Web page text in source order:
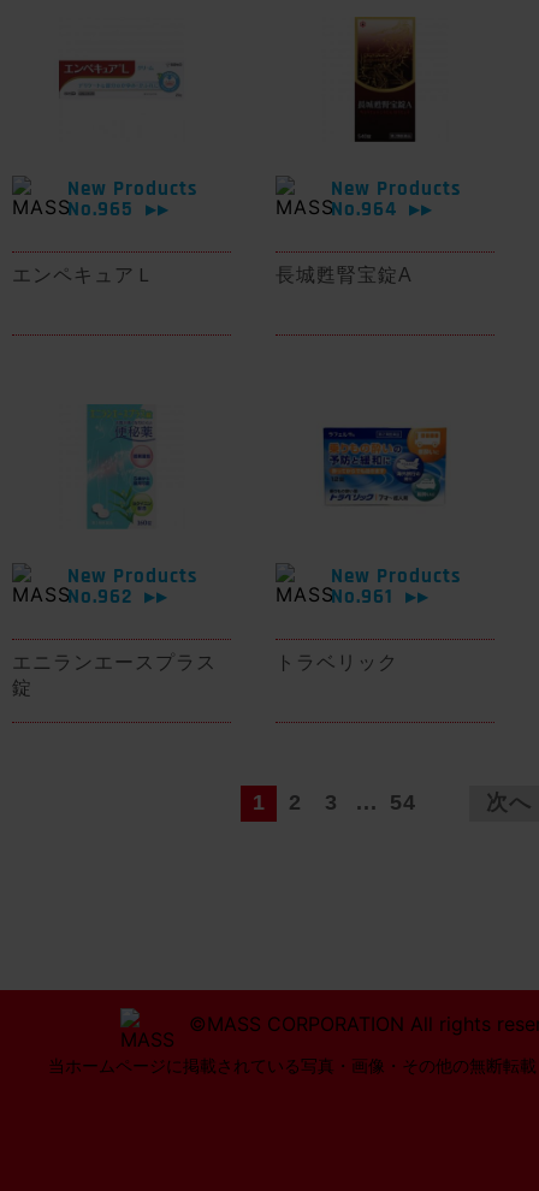
New Products
No.965
▶▶
エンペキュアＬ
New Products
No.964
▶▶
長城甦腎宝錠A
New Products
No.962
▶▶
エニランエースプラス
錠
New Products
No.961
▶▶
トラベリック
1 2 3 ... 54 次
©MASS CORPORATION All rights
当ホームページに掲載されている写真・画像・その他の無断転